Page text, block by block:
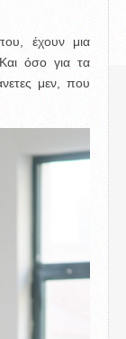
έχουν μια
όσο για τα
μεν, που